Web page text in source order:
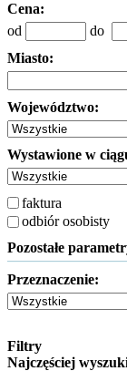
Cena:
od
do
Miasto:
Województwo:
Wystawione w
faktura
odbiór osobisty
Pozostałe
Przeznaczenie:
Filtry
Najczęściej